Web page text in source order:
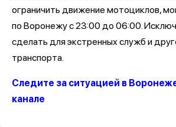
ограничить движение мотоциклов,
по Воронежу с 23:00 до 06:00.
сделать для экстренных служб и
транспорта.
Следите за ситуацией в
канале